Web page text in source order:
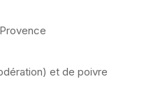
et de poivre